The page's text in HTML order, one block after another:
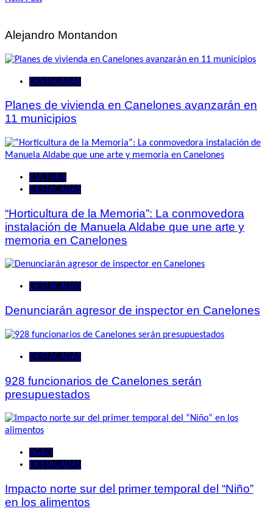
de
Alejandro Montandon
DESTACADAS
Planes de vivienda en Canelones avanzarán en
11 municipios
CULTURA
DESTACADAS
“Horticultura de la Memoria”: La conmovedora
instalación de Manuela Aldabe que une arte y
memoria en Canelones
DESTACADAS
Denunciarán agresor de inspector en Canelones
DESTACADAS
928 funcionarios de Canelones serán
presupuestados
AGRO
DESTACADAS
Impacto norte sur del primer temporal del “Niño”
en los alimentos